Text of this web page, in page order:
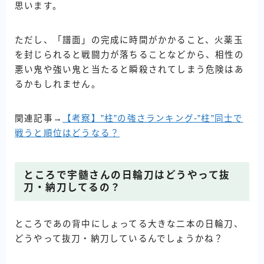
思います。
ただし、「譜面」の完成に時間がかかること、火薬玉
を封じられると戦闘力が落ちることなどから、相性の
悪い鬼や強い鬼と当たると瞬殺されてしまう危険はあ
るかもしれません。
関連記事→
【考察】”柱”の強さランキング‐”柱”同士で
戦うと順位はどうなる？
ところで宇髄さんの日輪刀はどうやって抜
刀・納刀してるの？
ところであの背中にしょってる大きな二本の日輪刀、
どうやって抜刀・納刀しているんでしょうかね？